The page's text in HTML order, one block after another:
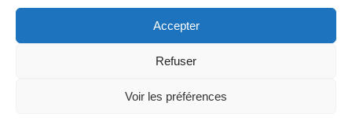
Accepter
Refuser
Voir les préférences